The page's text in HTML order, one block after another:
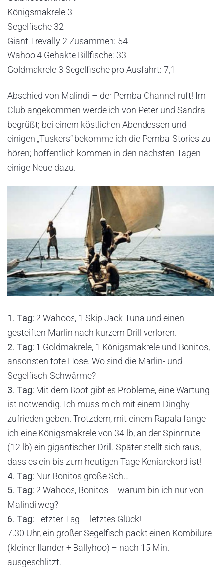
Königsmakrele 3
Segelfische 32
Giant Trevally 2 Zusammen: 54
Wahoo 4 Gehakte Billfische: 33
Goldmakrele 3 Segelfische pro Ausfahrt: 7,1
Abschied von Malindi – der Pemba Channel ruft! Im
Club angekommen werde ich von Peter und Sandra
begrüßt; bei einem köstlichen Abendessen und
einigen „Tuskers“ bekomme ich die Pemba-Stories zu
hören; hoffentlich kommen in den nächsten Tagen
einige Neue dazu.
1. Tag: 2 Wahoos, 1 Skip Jack Tuna und einen
gesteiften Marlin nach kurzem Drill verloren.
2. Tag: 1 Goldmakrele, 1 Königsmakrele und Bonitos,
ansonsten tote Hose. Wo sind die Marlin- und
Segelfisch-Schwärme?
3. Tag: Mit dem Boot gibt es Probleme, eine Wartung
ist notwendig. Ich muss mich mit einem Dinghy
zufrieden geben. Trotzdem, mit einem Rapala fange
ich eine Königsmakrele von 34 lb, an der Spinnrute
(12 lb) ein gigantischer Drill. Später stellt sich raus,
dass es ein bis zum heutigen Tage Keniarekord ist!
4. Tag: Nur Bonitos große Sch…
5. Tag: 2 Wahoos, Bonitos – warum bin ich nur von
Malindi weg?
6. Tag: Letzter Tag – letztes Glück!
7.30 Uhr, ein großer Segelfisch packt einen Kombilure
(kleiner Ilander + Ballyhoo) – nach 15 Min.
ausgeschlitzt.